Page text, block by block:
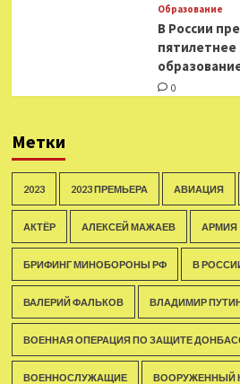
Образование
В России
0
Метки
2023 2023 ПРЕМЬЕРА АВИАЦИЯ
АКТЁР АЛЕКСЕЙ МАЖАЕВ АРМИЯ
БРИФИНГ МИНОБОРОНЫ РФ В
ВАЛЕРИЙ ФАЛЬКОВ ВЛАДИМИР
ВОЕННАЯ ОПЕРАЦИЯ ПО ЗАЩИТЕ
ВОЕННОСЛУЖАЩИЕ ВООРУЖЕННЫЙ